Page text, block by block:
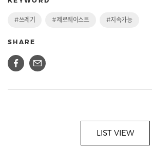
#쓰레기 #제로웨이스트 #지속가능
SHARE
LIST VIEW